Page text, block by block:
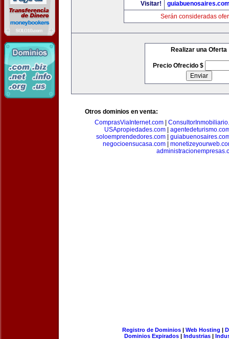
Visitar!
Serán consideradas
Realizar una Oferta
Precio Ofrecido $
Otros dominios en venta:
ComprasViaInternet.com
USApropiedades.com|
soloemprendedores.com|
negocioensucasa.com
Registro de Dominios| Web Hosting |
Dominios Expirados | Industrias |